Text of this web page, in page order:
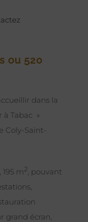
ou 520
dans la
à Tabac »
Saint-
m2 , pouvant
grand écran,